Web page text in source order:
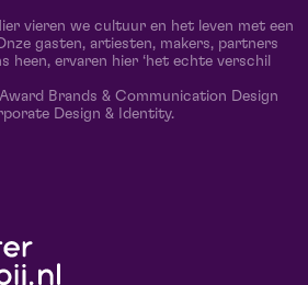
vieren we cultuur en het leven met een
gasten, artiesten, makers, partners
heen, ervaren hier ‘het echte verschil
Brands & Communication Design
Design & Identity.